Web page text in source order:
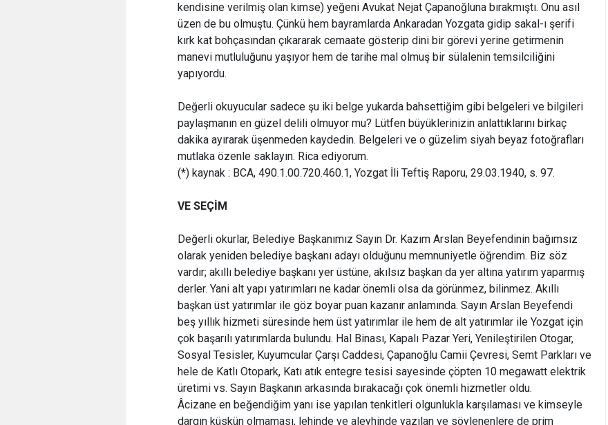
kendisine verilmiş olan kimse) yeğeni Avukat Nejat Çapanoğluna bırakmıştı. Onu asıl
üzen de bu olmuştu. Çünkü hem bayramlarda Ankaradan Yozgata gidip sakal-ı şerifi
kırk kat bohçasından çıkararak cemaate gösterip dini bir görevi yerine getirmenin
manevi mutluluğunu yaşıyor hem de tarihe mal olmuş bir sülalenin temsilciliğini
yapıyordu.
Değerli okuyucular sadece şu iki belge yukarda bahsettiğim gibi belgeleri ve bilgileri
paylaşmanın en güzel delili olmuyor mu? Lütfen büyüklerinizin anlattıklarını birkaç
dakika ayırarak üşenmeden kaydedin. Belgeleri ve o güzelim siyah beyaz fotoğrafları
mutlaka özenle saklayın. Rica ediyorum.
(*) kaynak : BCA, 490.1.00.720.460.1, Yozgat İli Teftiş Raporu, 29.03.1940, s. 97.
VE SEÇİM
Değerli okurlar, Belediye Başkanımız Sayın Dr. Kazım Arslan Beyefendinin bağımsız
olarak yeniden belediye başkanı adayı olduğunu memnuniyetle öğrendim. Biz söz
vardır; akıllı belediye başkanı yer üstüne, akılsız başkan da yer altına yatırım yaparmış
derler. Yani alt yapı yatırımları ne kadar önemli olsa da görünmez, bilinmez. Akıllı
başkan üst yatırımlar ile göz boyar puan kazanır anlamında. Sayın Arslan Beyefendi
beş yıllık hizmeti süresinde hem üst yatırımlar ile hem de alt yatırımlar ile Yozgat için
çok başarılı yatırımlarda bulundu. Hal Binası, Kapalı Pazar Yeri, Yenileştirilen Otogar,
Sosyal Tesisler, Kuyumcular Çarşı Caddesi, Çapanoğlu Camii Çevresi, Semt Parkları ve
hele de Katlı Otopark, Katı atık entegre tesisi sayesinde çöpten 10 megawatt elektrik
üretimi vs. Sayın Başkanın arkasında bırakacağı çok önemli hizmetler oldu.
Âcizane en beğendiğim yanı ise yapılan tenkitleri olgunlukla karşılaması ve kimseyle
dargın küskün olmaması, lehinde ve aleyhinde yazılan ve söylenenlere de prim